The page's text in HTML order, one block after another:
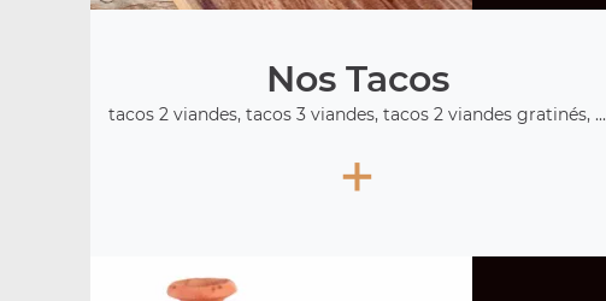
Nos Tacos
tacos 2 viandes, tacos 3 viandes, tacos 2 viandes gratinés, ...
+